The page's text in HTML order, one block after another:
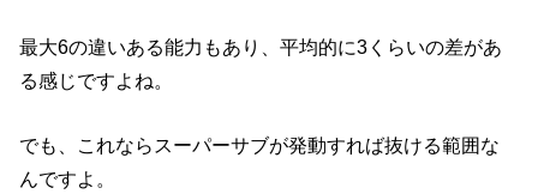
最大6の違いある能力もあり、平均的に3くらいの差があ
る感じですよね。
でも、これならスーパーサブが発動すれば抜ける範囲な
んですよ。